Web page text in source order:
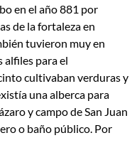
en el año 881 por
de la fortaleza en
tuvieron muy en
alfiles para el
cultivaban verduras y
una alberca para
y campo de San Juan
o baño público. Por